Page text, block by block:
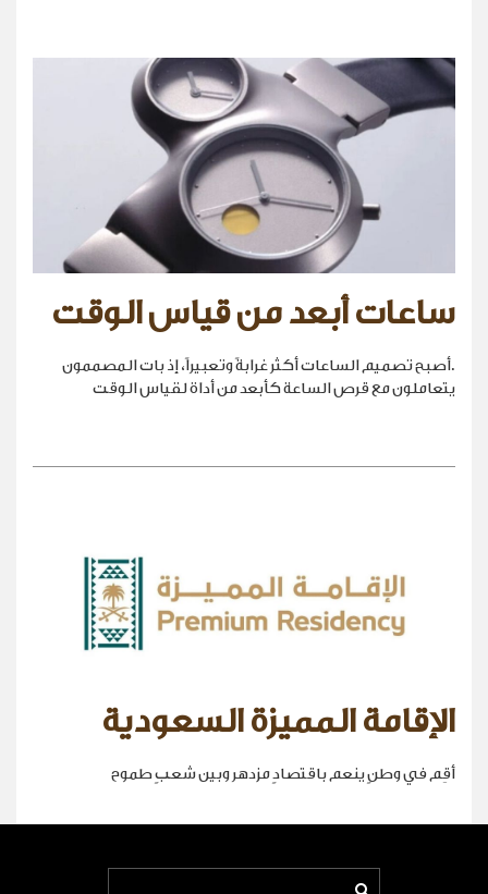
ساعات أبعد من قياس الوقت
.أصبح تصميم الساعات أكثر غرابةً وتعبيراً، إذ بات المصممون
يتعاملون مع قرص الساعة كأبعد من أداة لقياس الوقت
الإقامة المميزة السعودية
أقِم في وطنٍ ينعم باقتصادٍ مزدهر وبين شعبٍ طموح